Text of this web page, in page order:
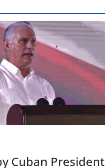
Cuban President